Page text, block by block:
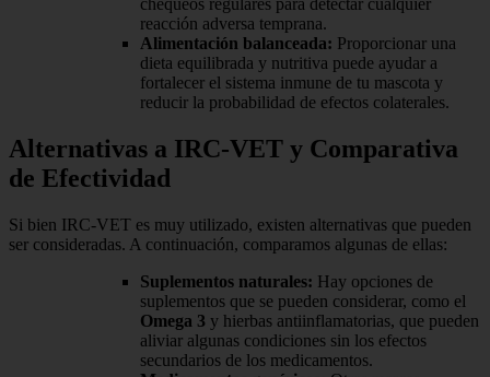
chequeos regulares para detectar cualquier
reacción adversa temprana.
Alimentación balanceada: Proporcionar una
dieta equilibrada y nutritiva puede ayudar a
fortalecer el sistema inmune de tu mascota y
reducir la probabilidad de efectos colaterales.
Alternativas a IRC-VET y Comparativa
de Efectividad
Si bien IRC-VET es muy utilizado, existen alternativas que pueden
ser consideradas. A continuación, comparamos algunas de ellas:
Suplementos naturales: Hay opciones de
suplementos que se pueden considerar, como el
Omega 3 y hierbas antiinflamatorias, que pueden
aliviar algunas condiciones sin los efectos
secundarios de los medicamentos.